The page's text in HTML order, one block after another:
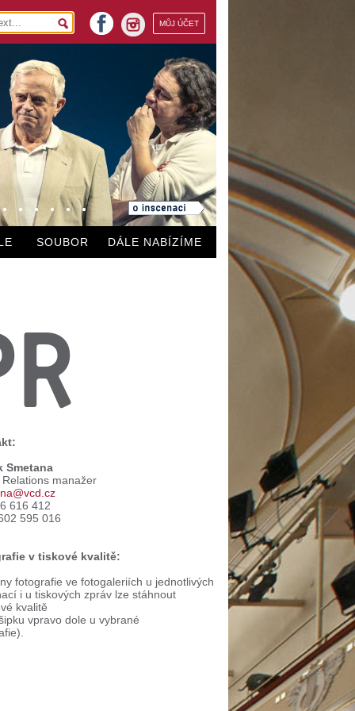
MŮJ ÚČET
instagram
facebook
SOUBOR DÁLE NABÍZÍME
Smetana
Relations manažer
616 412
595 016
v tiskové kvalitě:
fotografie ve fotogaleriích u jednotlivých
i u tiskových zpráv lze stáhnout
kvalitě
vpravo dole u vybrané